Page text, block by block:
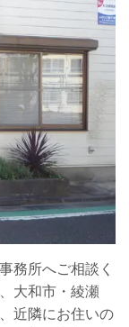
務所へご相談く
大和市・綾瀬
近隣にお住いの